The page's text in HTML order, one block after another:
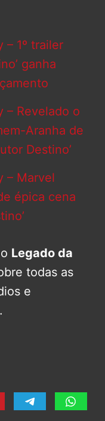
– 1º trailer
ganha
– Revelado o
Aranha de
Destino’
– Marvel
épica cena
Legado da
todas as
e